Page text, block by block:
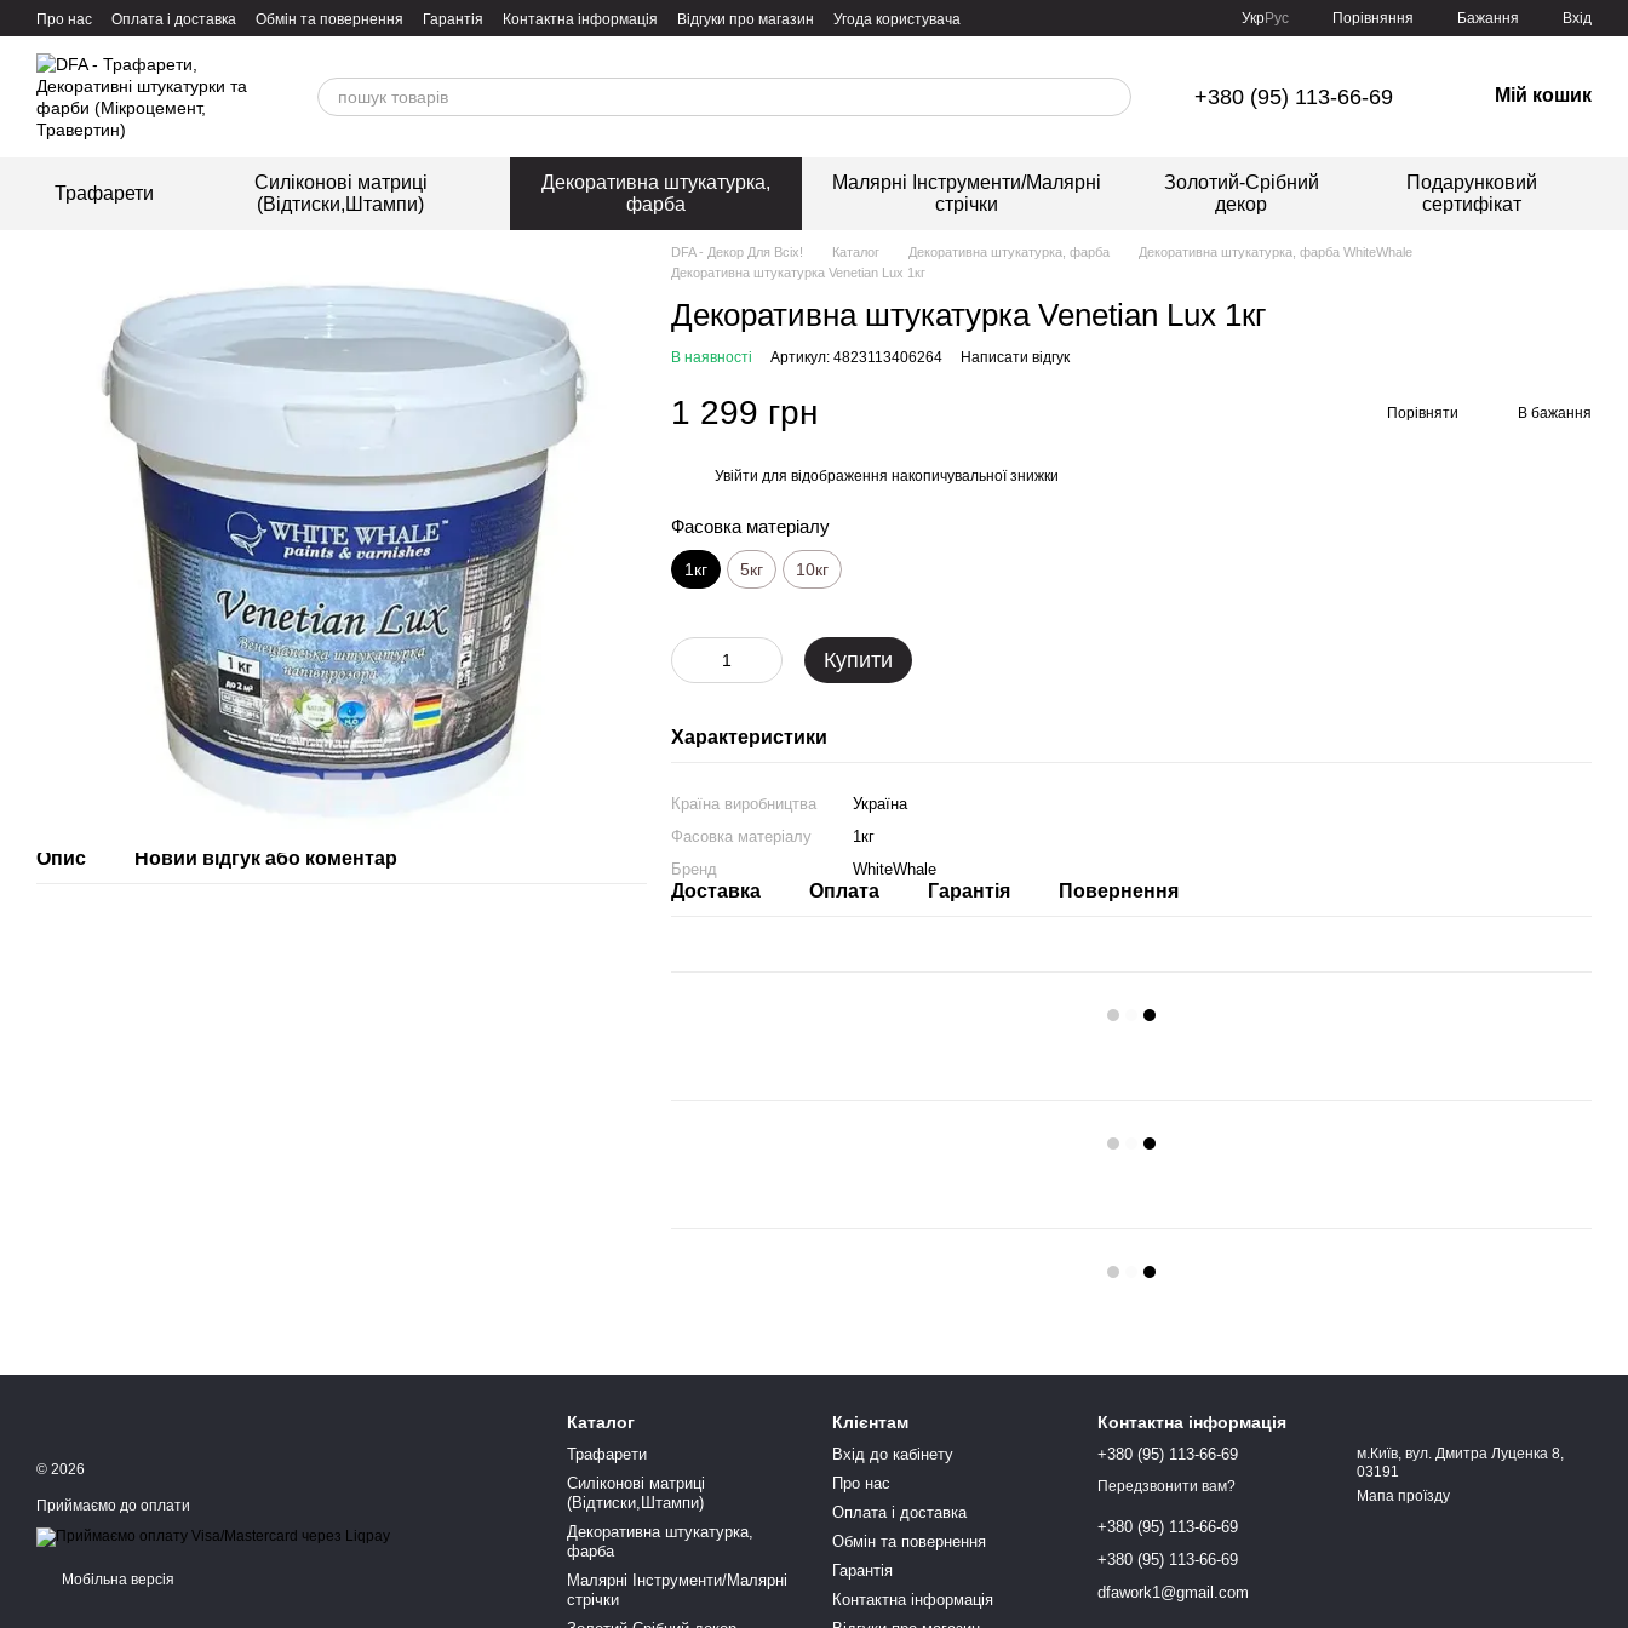
Перейти до основного контенту
Про нас Оплата і доставка Обмін та повернення Гарантія Контактна інформація Відгуки про магазин Угода користувача УкрРус Порівняння Бажання Вхід
+380 (95) 113-66-69 Мій кошик
Трафарети
Силіконові матриці
(Відтиски,Штампи)
Декоративна штукатурка,
фарба
Малярні Інструменти/Малярні
стрічки
Золотий-Срібний
декор
Подарунковий
сертифікат
Опис Новий відгук або коментар
DFA - Декор Для Всіх! Каталог Декоративна штукатурка, фарба
Декоративна штукатурка, фарба WhiteWhale
Декоративна штукатурка Venetian Lux 1кг
Декоративна штукатурка Venetian Lux 1кг
В наявності Артикул: 4823113406264 Написати відгук
1 299 грн Порівняти В бажання
Увійти для відображення накопичувальної знижки
Фасовка матеріалу
1кг 5кг 10кг
Купити
Характеристики
Країна виробництва
Україна
Фасовка матеріалу
1кг
Бренд
WhiteWhale
Доставка Оплата Гарантія Повернення
© 2026
Приймаємо до оплати
Мобільна версія
Каталог
Трафарети
Силіконові матриці
(Відтиски,Штампи)
Декоративна штукатурка,
фарба
Малярні Інструменти/Малярні
стрічки
Клієнтам
Вхід до кабінету
Про нас
Оплата і доставка
Обмін та повернення
Гарантія
Контактна інформація
Контактна інформація
+380 (95) 113-66-69
Передзвонити вам?
+380 (95) 113-66-69
+380 (95) 113-66-69
dfawork1@gmail.com
м.Київ, вул. Дмитра Луценка 8,
03191
Мапа проїзду